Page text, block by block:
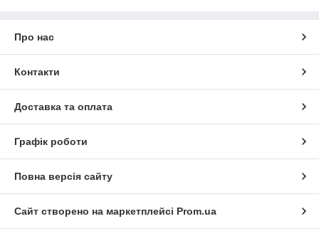
Про нас
Контакти
Доставка та оплата
Графік роботи
Повна версія сайту
Сайт створено на маркетплейсі Prom.ua